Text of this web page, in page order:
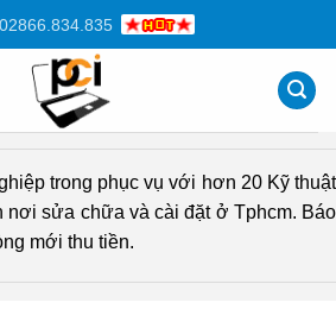
trong phục vụ với hơn 20 Kỹ thuật
nơi sửa chữa và cài đặt ở Tphcm. Báo
mới thu tiền.